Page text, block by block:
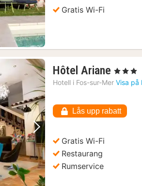
Gratis Wi-Fi
Nästa bild
Hôtel Ariane 1
natt
1013
kr.
, 3 Stjärnor
Hotell i Fos-sur-Mer Visa på
Lås upp rabatt
Gratis Wi-Fi
Restaurang
Rumservice